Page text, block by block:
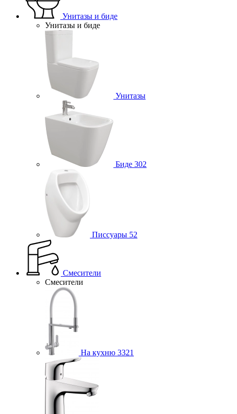
Унитазы и биде
Унитазы и биде
Унитазы
Биде 302
Писсуары 52
Смесители
Смесители
На кухню 3321